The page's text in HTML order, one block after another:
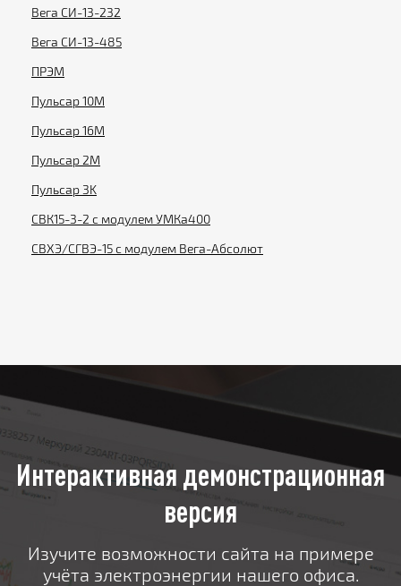
Вега СИ-13-232
Вега СИ-13-485
ПРЭМ
Пульсар 10М
Пульсар 16М
Пульсар 2М
Пульсар 3K
СВК15-3-2 с модулем УМКа400
СВХЭ/СГВЭ-15 с модулем Вега-Абсолют
Интерактивная демонстрационная
версия
Изучите возможности сайта на примере
учёта электроэнергии нашего офиса.